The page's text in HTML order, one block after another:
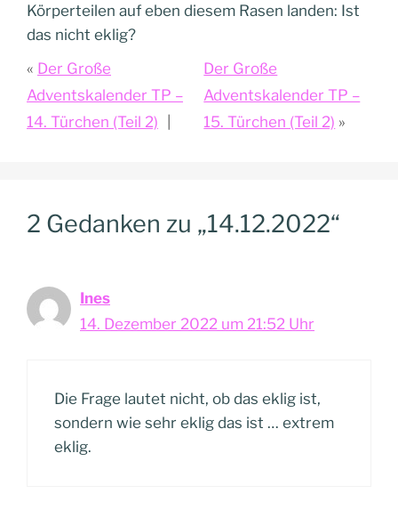
Körperteilen auf eben diesem Rasen landen: Ist
das nicht eklig?
Der Große
Adventskalender TP –
14. Türchen (Teil 2)
Der Große
Adventskalender TP –
15. Türchen (Teil 2)
2 Gedanken zu „14.12.2022“
Ines
14. Dezember 2022 um 21:52 Uhr
Die Frage lautet nicht, ob das eklig ist,
sondern wie sehr eklig das ist … extrem
eklig.